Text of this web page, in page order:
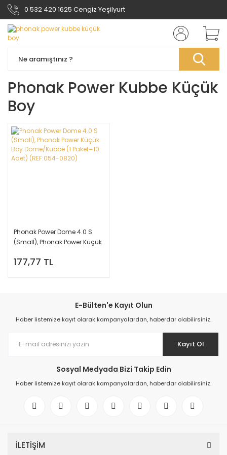
0 532 420 1625 Cengiz Yeşilyurt
Phonak Power Kubbe Küçük
Boy
Phonak Power Dome 4.0 S
(Small), Phonak Power Küçük
Adet) (REF:054-0820)
177,77 TL
E-Bülten'e Kayıt Olun
Haber listemize kayıt olarak kampanyalardan, haberdar olabilirsiniz.
Kayıt Ol
Sosyal Medyada Bizi Takip Edin
Haber listemize kayıt olarak kampanyalardan, haberdar olabilirsiniz.
İLETİŞİM